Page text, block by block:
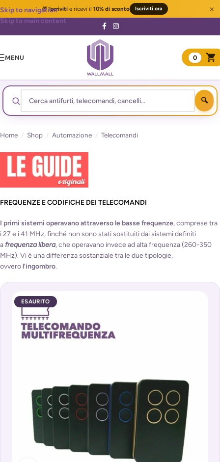
🎁Iscrivitie ricevi il 10% di sconto Iscriviti ora ×
Skip to navigation
Skip to main content
MENU 0
Home / Shop / Automazione / Telecomandi
FREQUENZE E CODIFICHE DEI TELECOMANDI
I primi sistemi operavano attraverso le basse frequenze, comprese tra
i 27 e i 41 MHz, finché non sono stati sostituiti dai sistemi definiti
a frequenza libera, che operavano invece ad alta frequenza (260-350
MHz). Vi è una differenza sostanziale tra le due tipologie,
ovvero l’ingombro.
ESAURITO